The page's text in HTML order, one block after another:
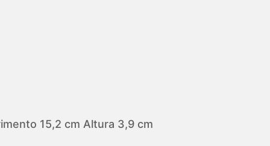
15,2 cm Altura 3,9 cm